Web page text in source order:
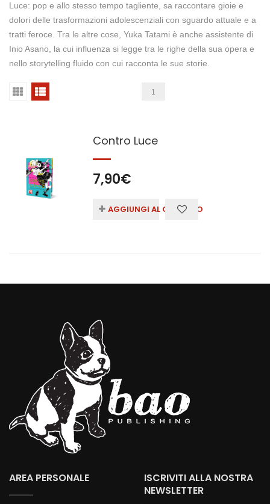
Luce: pop e allo stesso tempo tagliente, sa raccontare gioie e
dolori delle trasformazioni adolescenziali con sguardo attuale e a
tratti feroce. Tra le altre cose, Yuka Tatami è anche assistente di
Inio Asano, la cui influenza si legge tra le righe della sua opera e
nello storytelling fluido con cui racconta le sue storie.
1
Contro Luce
7,90€
AGGIUNGI AL CARRELLO
AREA PERSONALE
ISCRIVITI ALLA NOSTRA
NEWSLETTER